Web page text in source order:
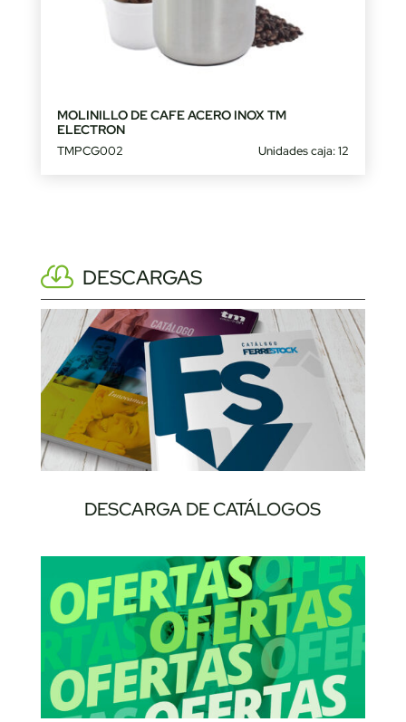
MOLINILLO DE CAFE ACERO INOX TM
ELECTRON
TMPCG002 Unidades caja: 12
DESCARGAS
DESCARGA DE CATÁLOGOS